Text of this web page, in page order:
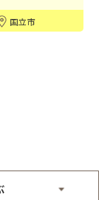
国立市